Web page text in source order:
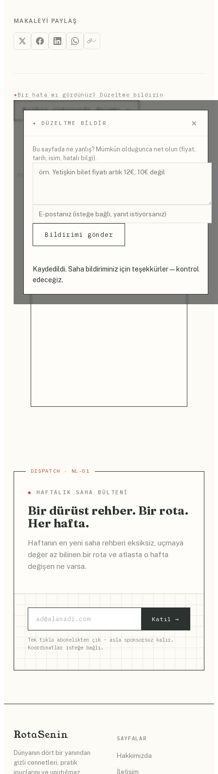
MAKALEYI PAYLAŞ
✦Bir hata mı gördünüz? Düzeltme bildirin
✦ DÜZELTME BILDIR ×
Bu sayfada ne yanlış? Mümkün olduğunca net olun (fiyat,
tarih, isim, hatalı bilgi).
Bildirimi gönder
Kaydedildi. Saha bildiriminiz için teşekkürler — kontrol
edeceğiz.
Bartın rotasında devamı →
REKLAM
◆ HAFTALIK SAHA BÜLTENI
Bir dürüst rehber. Bir rota.
Her hafta.
Haftanın en yeni saha rehberi eksiksiz, uçmaya
değer az bilinen bir rota ve atlasta o hafta
değişen ne varsa.
Katıl →
Tek tıkla abonelikten çık · asla sponsorsuz kalır.
Koordinatlar isteğe bağlı.
RotaSenin
Dünyanın dört bir yanından
gizli cennetleri, pratik
ipuçlarını ve unutulmaz
SAYFALAR
Hakkımızda
İletişim